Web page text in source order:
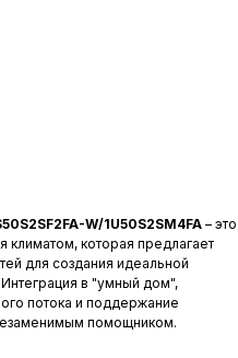
W/1U50S2SM4FA– это
климатом, которая предлагает
для создания идеальной
в "умный дом",
потока и поддержание
помощником.